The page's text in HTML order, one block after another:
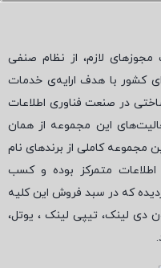
لازم، از نظام صنفی
ای کشور با هدف ارایه‌ی خدمات
در صنعت فناوری اطلاعات
این مجموعه از همان
مجموعه کاملی از برندهای نام
اطلاعات متمرکز بوده و کسب
که در سبد فروش این کلیه
دی لینک، تیپی لینک ، یوتل،